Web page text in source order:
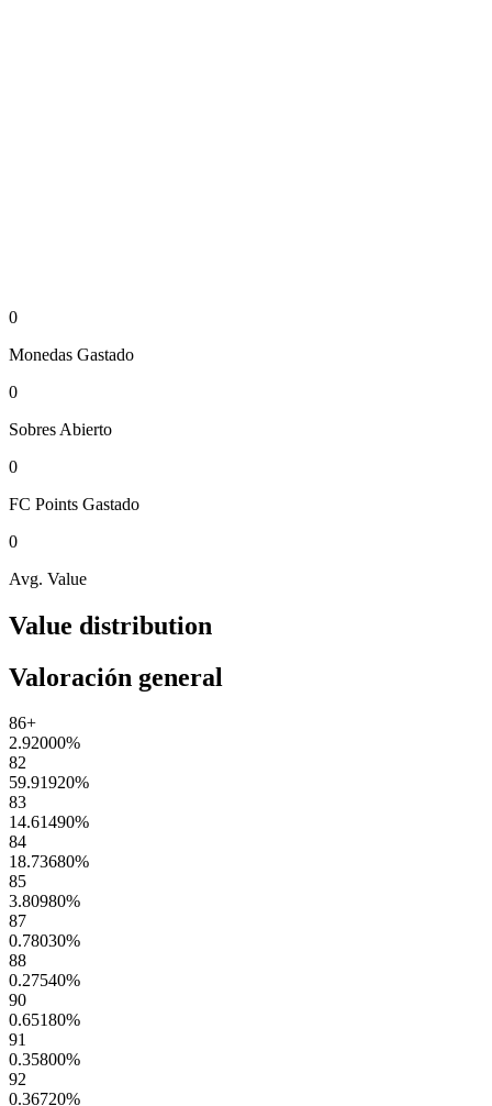
0
Monedas Gastado
0
Sobres Abierto
0
FC Points Gastado
0
Avg. Value
Value distribution
Valoración general
86+
2.92000%
82
59.91920%
83
14.61490%
84
18.73680%
85
3.80980%
87
0.78030%
88
0.27540%
90
0.65180%
91
0.35800%
92
0.36720%